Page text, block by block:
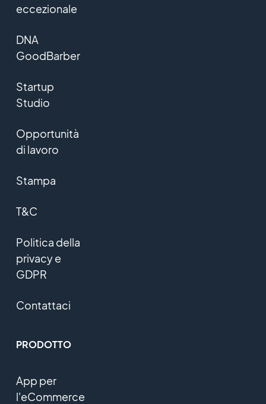
eccezionale
DNA
GoodBarber
Startup
Studio
Opportunità
di lavoro
Stampa
T&C
Politica della
privacy e
GDPR
Contattaci
PRODOTTO
App per
l'eCommerce